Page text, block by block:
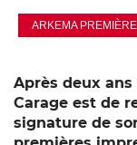
ARKEMA
Après deux
Carage est de
signature de